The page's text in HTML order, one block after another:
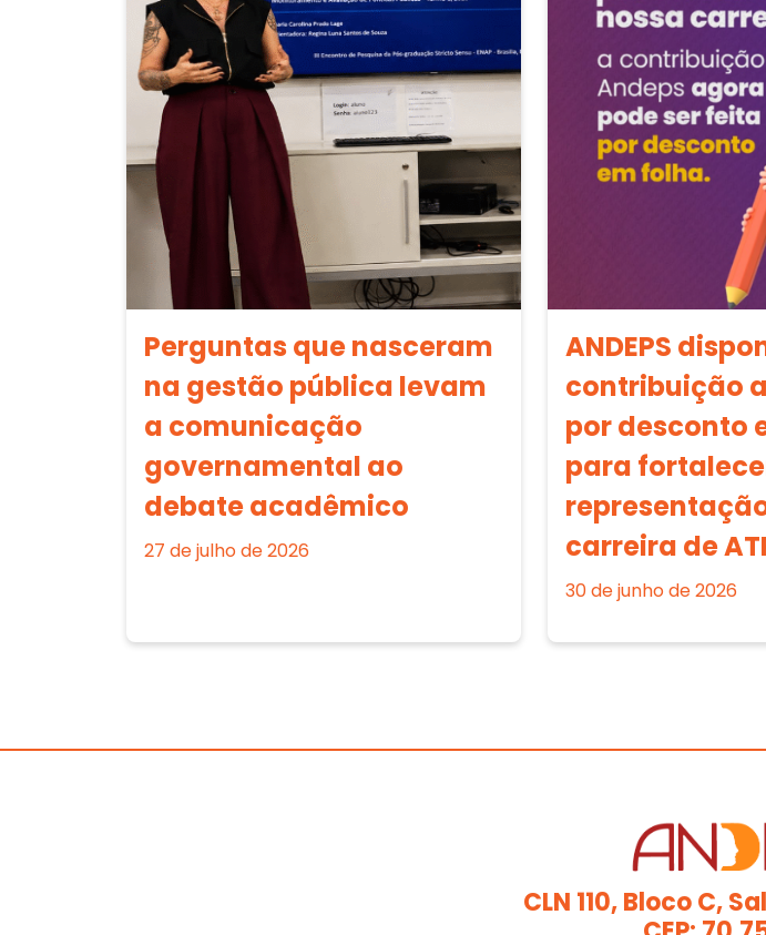
Perguntas que nasceram
na gestão pública levam
a comunicação
governamental ao
debate acadêmico
27 de julho de 2026
ANDEPS
contribuição
por desconto
para
carreira de
30 de junho de 2026
CLN 110, Bloco C,